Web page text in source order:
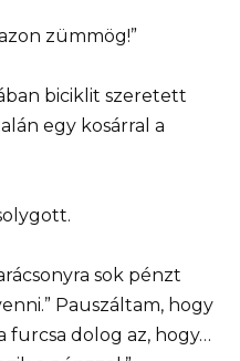
zümmög!”
biciklit szeretett
egy kosárral a
sok pénzt
Pauszáltam, hogy
furcsa dolog az, hogy…